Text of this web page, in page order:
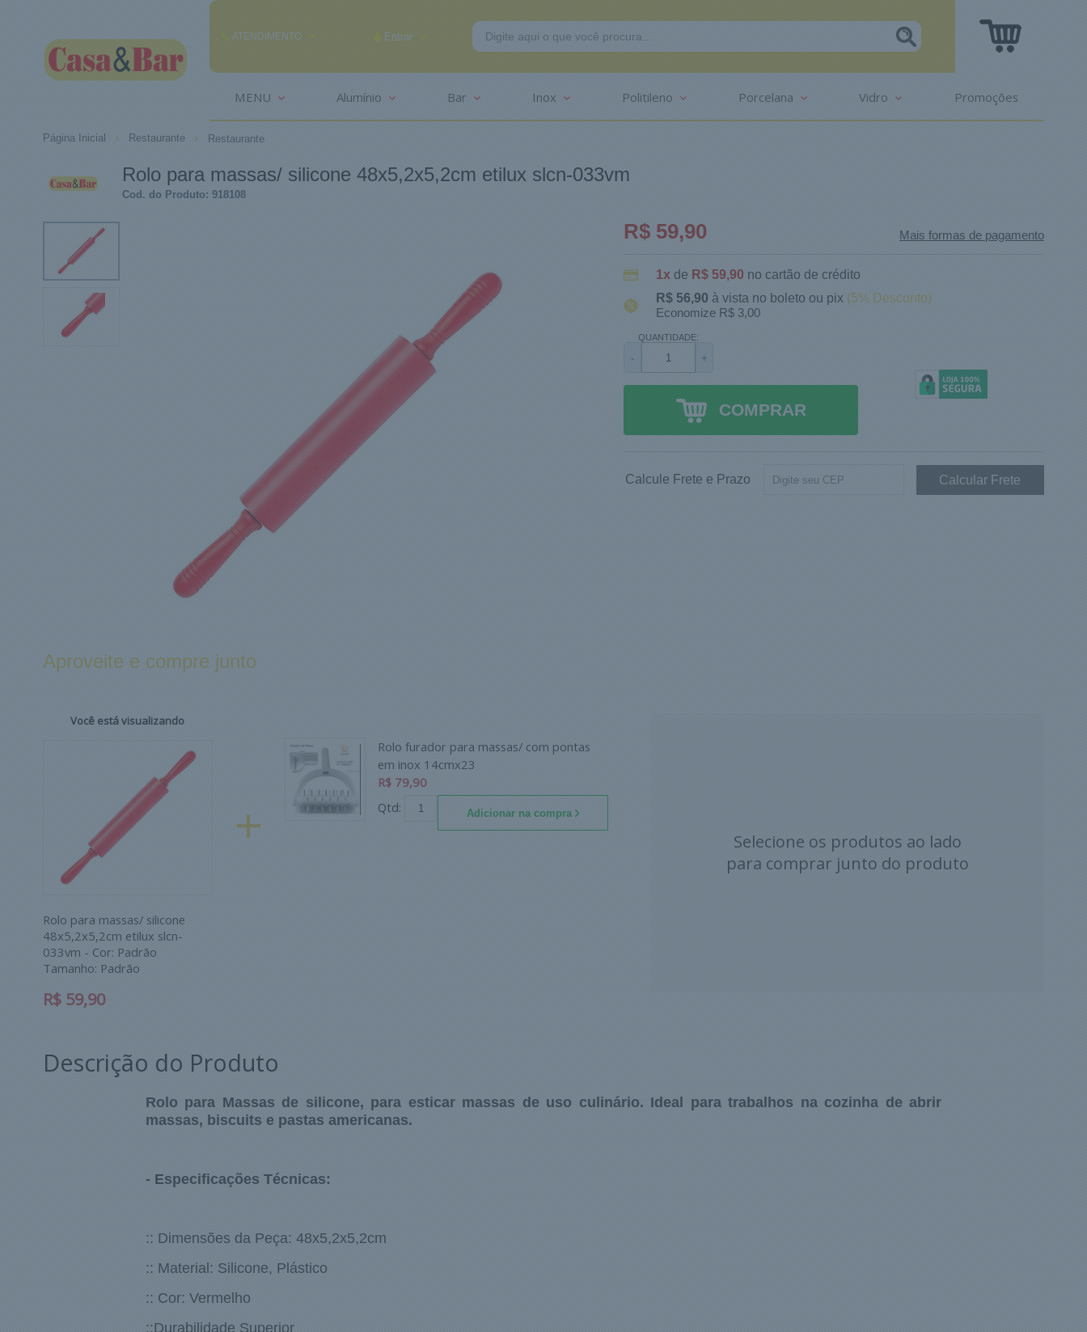
ATENDIMENTO
(85) 99291-2625
Entrar
MENU Alumínio Bar Inox Politileno Porcelana Vidro Promoções
Página Inicial Restaurante Restaurante
Rolo para massas/ silicone 48x5,2x5,2cm etilux slcn-033vm
Cod. do Produto: 918108
R$ 59,90 Mais formas de pagamento
1x de R$ 59,90 no cartão de crédito
R$ 56,90à vista no boleto ou pix (5% Desconto)
Economize R$ 3,00
QUANTIDADE:
- +
COMPRAR
Calcule Frete e Prazo
Aproveite e compre junto
Você está visualizando
Rolo para massas/ silicone
48x5,2x5,2cm etilux slcn-
033vm - Cor: Padrão
Tamanho: Padrão
R$ 59,90
+
Rolo furador para massas/ com pontas
em inox 14cmx23
R$ 79,90
Qtd:
Adicionar na compra
Selecione os produtos ao lado
para comprar junto do produto
Descrição do Produto
Rolo para Massas de silicone, para esticar massas de uso culinário. Ideal para trabalhos na cozinha de abrir
massas, biscuits e pastas americanas.
- Especificações Técnicas:
:: Dimensões da Peça: 48x5,2x5,2cm
:: Material: Silicone, Plástico
:: Cor: Vermelho
::Durabilidade Superior